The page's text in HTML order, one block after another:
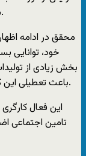
به مسئولان، نگران امنیت شغلی خود شده بودند.
محقق در ادامه
خود، توانایی
بخش زیادی از
باعث تعطیلی این کارخانه شده ضعف مدیریت در این کارخانه است.
این فعال
تامین اجتماعی